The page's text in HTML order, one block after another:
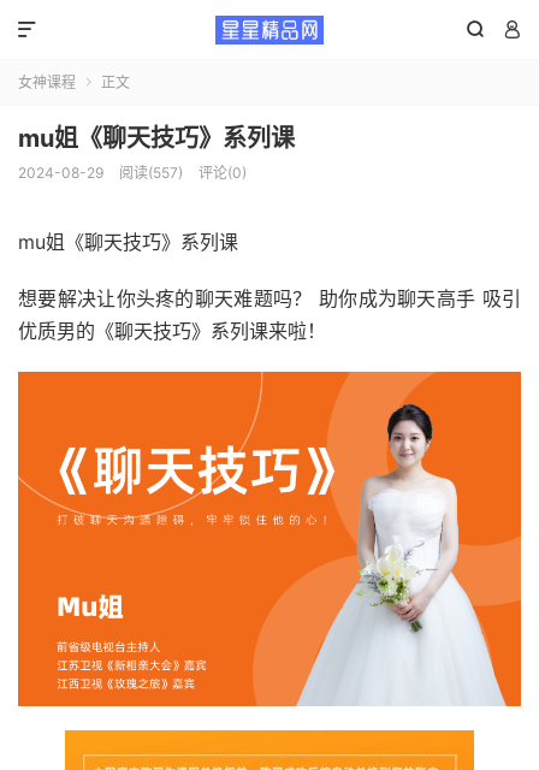
 

女神课程  正文
mu姐《聊天技巧》系列课
2024-08-29 阅读(557) 评论(0)
mu姐《聊天技巧》系列课
想要解决让你头疼的聊天难题吗？ 助你成为聊天高手 吸引
优质男的《聊天技巧》系列课来啦！